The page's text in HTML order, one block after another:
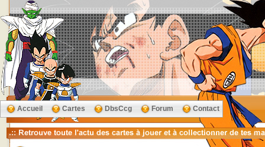
Accueil Cartes DbsCcg Forum Contact